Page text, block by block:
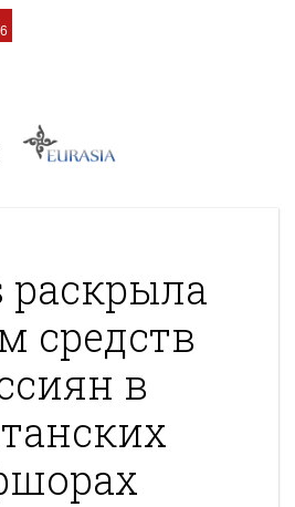
раскрыла
средств
в